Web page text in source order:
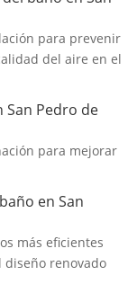
para prevenir
del aire en el
Pedro de
para mejorar
en San
más eficientes
renovado